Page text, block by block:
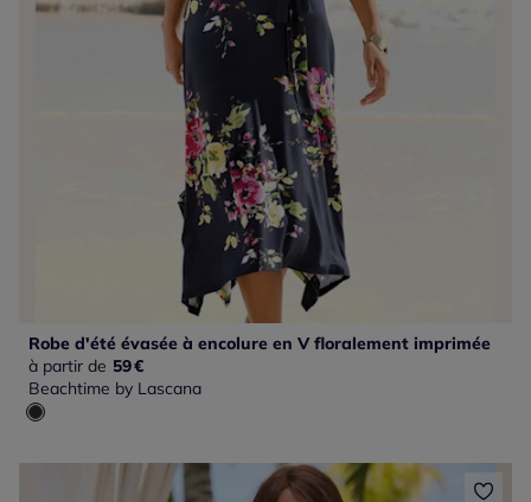
Robe d'été évasée à encolure en V floralement imprimée
à partir de 59€
Beachtime by Lascana